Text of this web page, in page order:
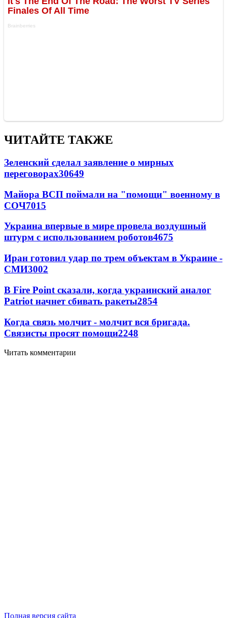
ЧИТАЙТЕ ТАКЖЕ
Зеленский сделал заявление о мирных
переговорах30649
Майора ВСП поймали на "помощи" военному в
СОЧ7015
Украина впервые в мире провела воздушный
штурм с использованием роботов4675
Иран готовил удар по трем объектам в Украине -
СМИ3002
В Fire Point сказали, когда украинский аналог
Patriot начнет сбивать ракеты2854
Когда связь молчит - молчит вся бригада.
Связисты просят помощи2248
Читать комментарии
Полная версия сайта